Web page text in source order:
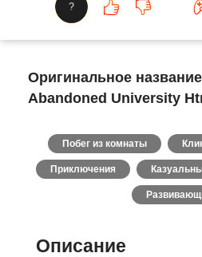
?
Оригинальное
Abandoned University
Побег из комнаты
Приключения
Описание